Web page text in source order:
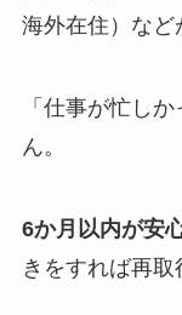
海外在住）など
「仕事が忙し
ん。
6か月以内が安
きをすれば再取